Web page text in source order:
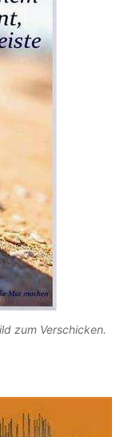
zum Verschicken.